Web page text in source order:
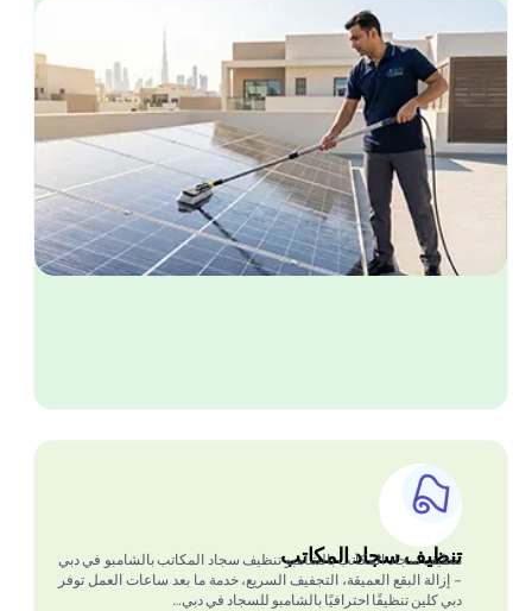
تنظيف سجاد المكاتب
تنظيف سجاد المكاتب بالشامبو تنظيف سجاد المكاتب بالشامبو في دبي
– إزالة البقع العميقة، التجفيف السريع، خدمة ما بعد ساعات العمل توفر
دبي كلين تنظيفًا احترافيًا بالشامبو للسجاد في دبي…